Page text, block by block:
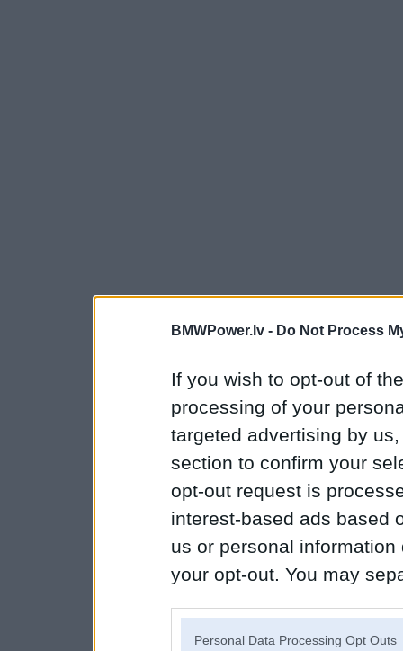
BMWPower.lv - Do Not Process
If you wish to opt-out of
processing of your
targeted advertising by
section to confirm your
opt-out request is
interest-based ads based
us or personal
your opt-out. You may
Personal Data Processing Opt Outs